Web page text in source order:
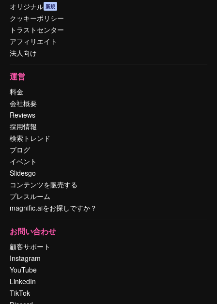
オリジナル 新規
クッキーポリシー
トラストセンター
アフィリエイト
法人向け
運営
料金
会社概要
Reviews
採用情報
検索トレンド
ブログ
イベント
Slidesgo
コンテンツを販売する
プレスルーム
magnific.aiをお探しですか？
お問い合わせ
顧客サポート
Instagram
YouTube
LinkedIn
TikTok